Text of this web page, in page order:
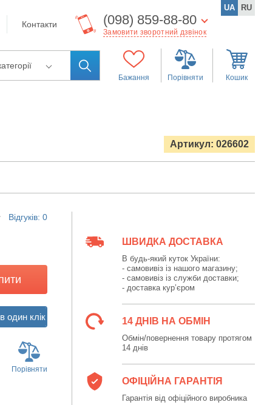
Контакти (098) 859-88-80
Замовити зворотний дзвінок
UA RU
Бажання Порівняти Кошик
Артикул: 026602
Відгуків: 0
Порівняти
ШВИДКА ДОСТАВКА
В будь-який куток України:
- самовивіз із нашого магазину;
- самовивіз із служби доставки;
- доставка кур’єром
14 ДНІВ НА ОБМІН
Обмін/повернення товару протягом
14 днів
ОФІЦІЙНА ГАРАНТІЯ
Гарантія від офіційного виробника